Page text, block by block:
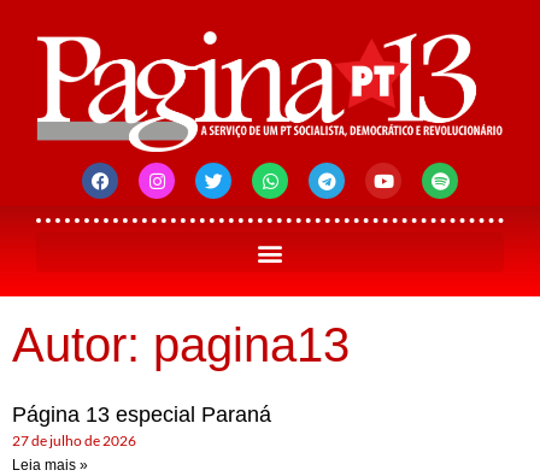
Autor: pagina13
Página 13 especial Paraná
27 de julho de 2026
Leia mais »